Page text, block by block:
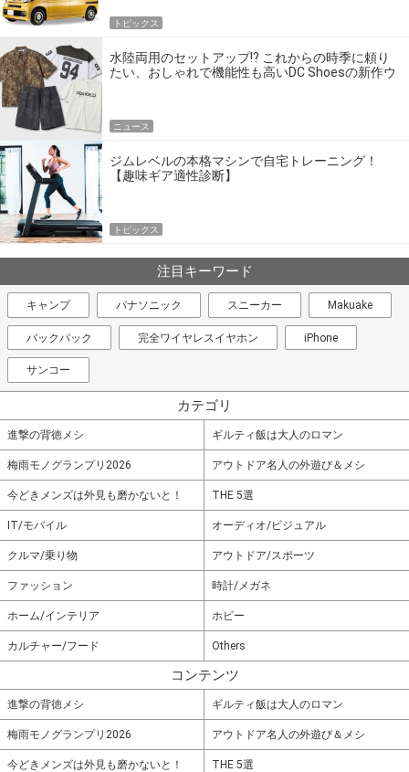
トピックス
水陸両用のセットアップ!? これからの時季に頼り
たい、おしゃれで機能性も高いDC Shoesの新作ウ
ニュース
ジムレベルの本格マシンで自宅トレーニング！
【趣味ギア適性診断】
トピックス
注目キーワード
キャンプ パナソニック スニーカー Makuake
バックパック 完全ワイヤレスイヤホン iPhone
サンコー
カテゴリ
進撃の背徳メシ ギルティ飯は大人のロマン
梅雨モノグランプリ2026 アウトドア名人の外遊び＆メシ
今どきメンズは外見も磨かないと！ THE 5選
IT/モバイル オーディオ/ビジュアル
クルマ/乗り物 アウトドア/スポーツ
ファッション 時計/メガネ
ホーム/インテリア ホビー
カルチャー/フード Others
コンテンツ
進撃の背徳メシ ギルティ飯は大人のロマン
梅雨モノグランプリ2026 アウトドア名人の外遊び＆メシ
今どきメンズは外見も磨かないと！ THE 5選